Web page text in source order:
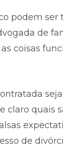
podem ser
de
coisas
claro quais
de